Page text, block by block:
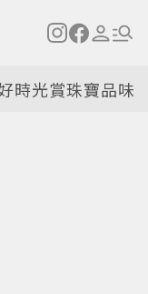
時光賞珠寶品味